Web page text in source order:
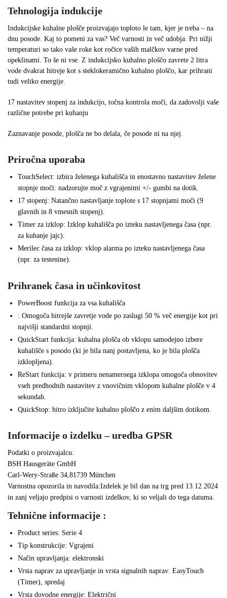
Tehnologija indukcije
Indukcijske kuhalne plošče proizvajajo toploto le tam, kjer je treba – na
dnu posode. Kaj to pomeni za vas? Več varnosti in več udobja. Pri nižji
temperaturi so tako vaše roke kot ročice vaših malčkov varne pred
opeklinami. To še ni vse. Z indukcijsko kuhalno ploščo zavrete 2 litra
vode dvakrat hitreje kot s steklokeramično kuhalno ploščo, kar prihrani
tudi veliko energije.
17 nastavitev stopenj za indukcijo, točna kontrola moči, da zadovolji vaše
različne potrebe pri kuhanju
Zaznavanje posode, plošča ne bo delala, če posode ni na njej.
Priročna uporaba
TouchSelect: izbira želenega kuhališča in enostavno nastavitev želene
stopnje moči: nadzorujte moč z vgrajenimi +/- gumbi na dotik.
17 stopenj: Natančno nastavljanje toplote s 17 stopnjami moči (9
glavnih in 8 vmesnih stopenj).
Timer za izklop: Izklop kuhališča po izteku nastavljenega časa (npr.
za kuhanje jajc).
Merilec časa za izklop: vklop alarma po izteku nastavljenega časa
(npr. za testenine).
Prihranek časa in učinkovitost
PowerBoost funkcija za vsa kuhališča
: Omogoča hitrejše zavretje vode po zaslugi 50 % več energije kot pri
najvišji standardni stopnji.
QuickStart funkcija: kuhalna plošča ob vklopu samodejno izbere
kuhališče s posodo (ki je bila nanj postavljena, ko je bila plošča
izklopljena).
ReStart funkcija: v primeru nenamernega izklopa omogoča obnovitev
vseh predhodnih nastavitev z vnovičnim vklopom kuhalne plošče v 4
sekundah.
QuickStop: hitro izključite kuhalno ploščo z enim daljšim dotikom.
Informacije o izdelku – uredba GPSR
Podatki o proizvajalcu:
BSH Hausgeräte GmbH
Carl-Wery-Straße 34,81739 München
Varnostna opozorila in navodila:Izdelek je bil dan na trg pred 13.12.2024
in zanj veljajo predpisi o varnosti izdelkov, ki so veljali do tega datuma.
Tehnične informacije :
Product series: Serie 4
Tip konstrukcije: Vgrajeni
Način upravljanja: elektronski
Vrsta naprav za upravljanje in vrsta signalnih naprav: EasyTouch
(Timer), spredaj
Vrsta dovodne energije: Električni